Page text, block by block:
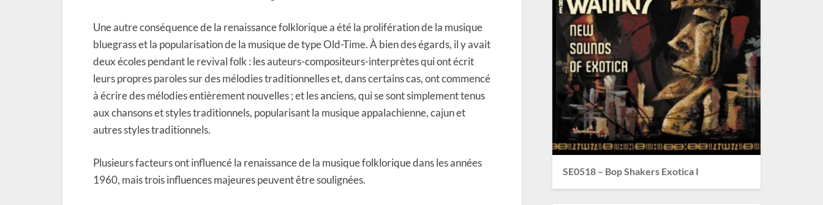
Une autre conséquence de la renaissance folklorique a été la prolifération de la musique
bluegrass et la popularisation de la musique de type Old-Time. À bien des égards, il y avait
deux écoles pendant le revival folk : les auteurs-compositeurs-interprètes qui ont écrit
leurs propres paroles sur des mélodies traditionnelles et, dans certains cas, ont commencé
à écrire des mélodies entièrement nouvelles ; et les anciens, qui se sont simplement tenus
aux chansons et styles traditionnels, popularisant la musique appalachienne, cajun et
autres styles traditionnels.
Plusieurs facteurs ont influencé la renaissance de la musique folklorique dans les années
1960, mais trois influences majeures peuvent être soulignées.
SE0518 – Bop Shakers Exotica I